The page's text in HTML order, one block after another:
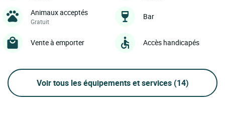
Animaux acceptés
Gratuit
Bar
Vente à emporter Accès handicapés
Voir tous les équipements et services (14)